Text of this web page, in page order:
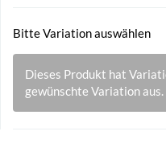
Bitte Variation auswählen
Dieses Produkt hat
gewünschte Variation aus.